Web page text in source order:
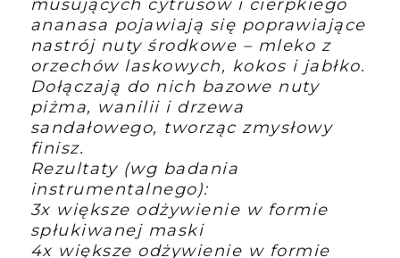
musujących cytrusów i cierpkiego
ananasa pojawiają się poprawiające
nastrój nuty środkowe – mleko z
orzechów laskowych, kokos i jabłko.
Dołączają do nich bazowe nuty
piżma, wanilii i drzewa
sandałowego, tworząc zmysłowy
finisz.
Rezultaty (wg badania
instrumentalnego):
3x większe odżywienie w formie
spłukiwanej maski
4x większe odżywienie w formie